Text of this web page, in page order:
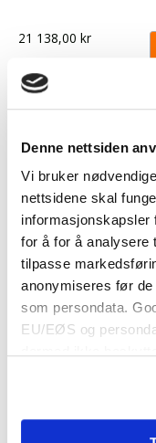
Denne nettsiden
Vi bruker
nettsidene skal
informasjonskapsler
for å for å analysere
tilpasse
anonymiseres før
som persondata.
EU/EØS og
etter 14 måneder.
innhold og annonser
sosiale
21 138,00 kr
Starter 24V 2-
Perkins 44GM og .....
11 603,75 kr